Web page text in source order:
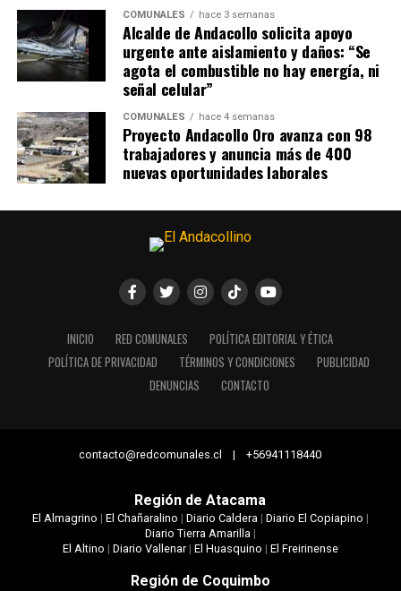
COMUNALES hace 3 semanas
Alcalde de Andacollo solicita apoyo
urgente ante aislamiento y daños: “Se
agota el combustible no hay energía, ni
señal celular”
COMUNALES hace 4 semanas
Proyecto Andacollo Oro avanza con 98
trabajadores y anuncia más de 400
nuevas oportunidades laborales
INICIO RED COMUNALES
POLÍTICA EDITORIAL Y ÉTICA
POLÍTICA DE PRIVACIDAD
TÉRMINOS Y CONDICIONES
PUBLICIDAD
DENUNCIAS
CONTACTO
contacto@redcomunales.cl | +56941118440
Región de Atacama
El Almagrino | El Chañaralino | Diario Caldera| Diario El Copiapino |
Diario Tierra Amarilla|
El Altino | Diario Vallenar| El Huasquino | El Freirinense
Región de Coquimbo